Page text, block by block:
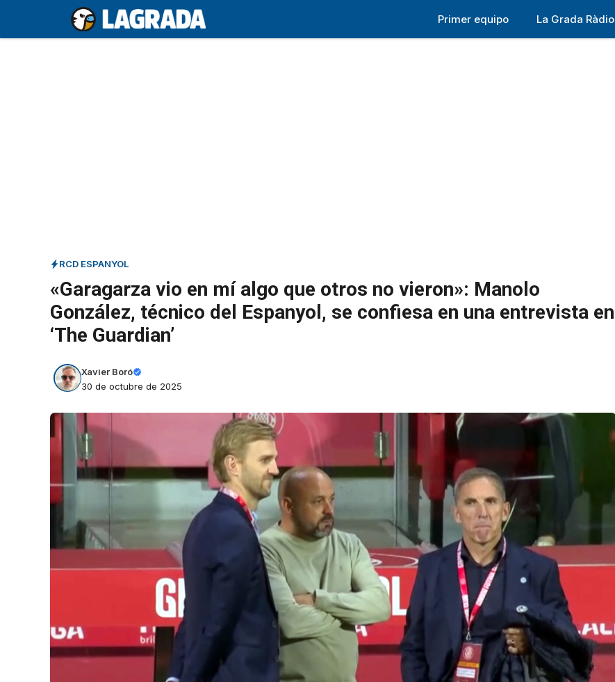
contenido
Primer equipo La Grada Ràdio
RCD ESPANYOL
«Garagarza vio en mí algo que otros no vieron»: Manolo
González, técnico del Espanyol, se confiesa en una entrevista en
‘The Guardian’
Xavier Boró
30 de octubre de 2025